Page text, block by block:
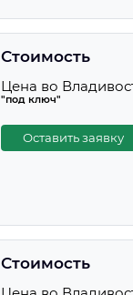
Стоимость
Цена во
"под ключ"
Оставить заявку
Стоимость